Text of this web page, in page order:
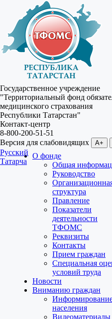
Государственное учреждение
"Территориальный фонд
медицинского страхования
Республики Татарстан"
Контакт-центр
8-800-200-51-51
Версия для слабовидящих
A+
Русский
Татарча
О фонде
Общая
Руководство
структура
Правление
Показатели
деятельности
ТФОМС
Реквизиты
Контакты
Прием граждан
Специальная
условий труда
Новости
Вниманию граждан
населения
Видеоматериалы